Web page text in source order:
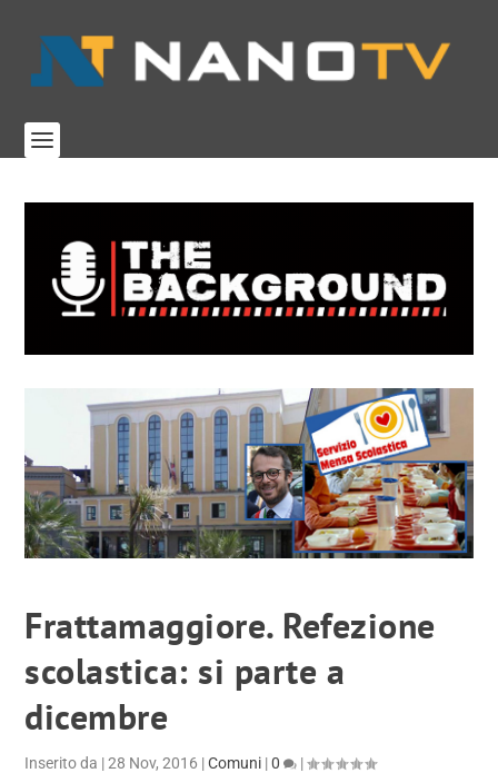
Frattamaggiore. Refezione
scolastica: si parte a
dicembre
Inserito da |28 Nov, 2016 |Comuni |0 |